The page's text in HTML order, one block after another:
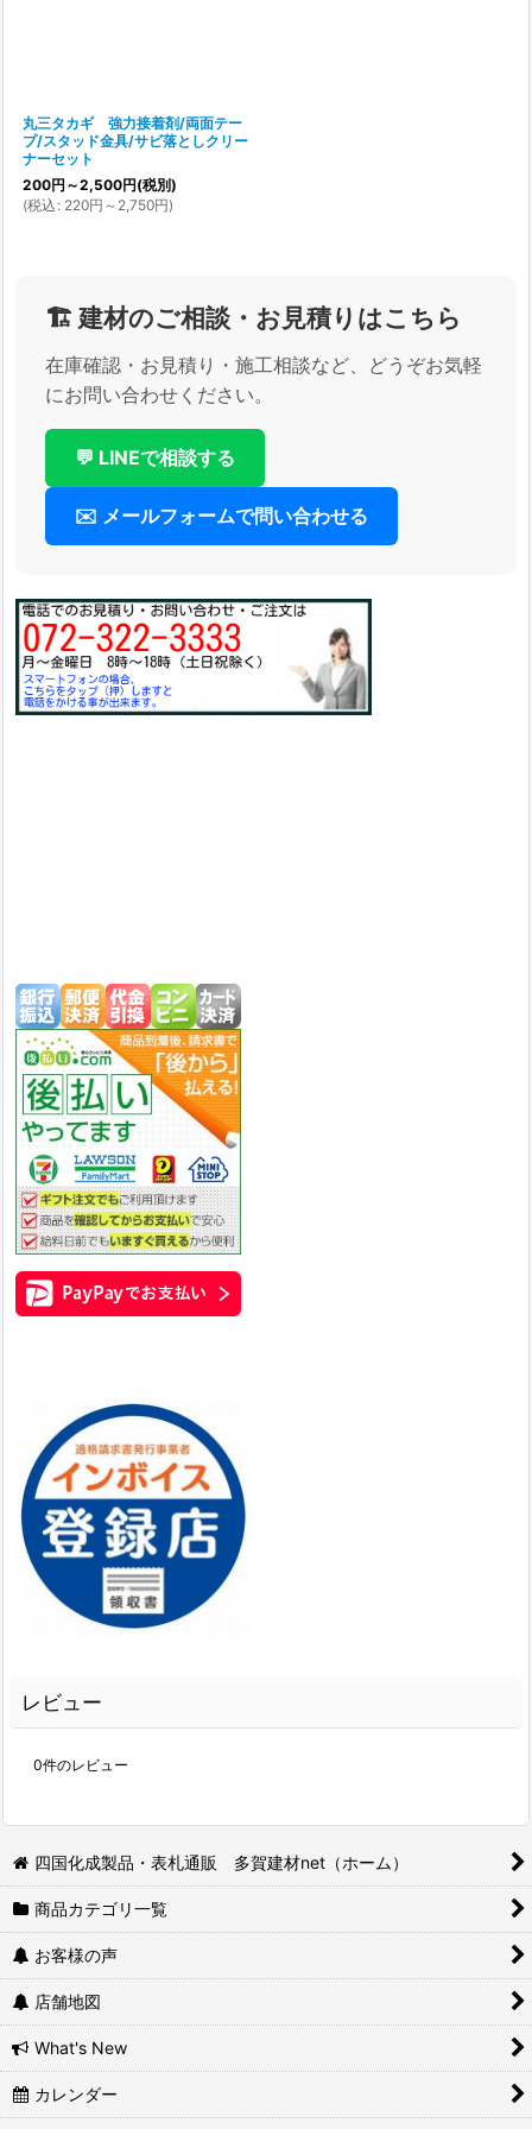
丸三タカギ 強力接着剤/両面テー
プ/スタッド金具/サビ落としクリー
ナーセット
200円 ～2,500円(税別)
(税込 : 220円 ～2,750円)
🏗️ 建材のご相談・お見積りはこちら
在庫確認・お見積り・施工相談など、どうぞお気軽
にお問い合わせください。
💬 LINEで相談する
✉️ メールフォームで問い合わせる
レビュー
0件のレビュー
四国化成製品・表札通販 多賀建材net（ホーム）
商品カテゴリ一覧
お客様の声
店舗地図
What's New
カレンダー